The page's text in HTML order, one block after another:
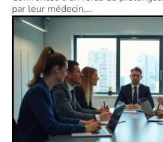
par leur médecin,…